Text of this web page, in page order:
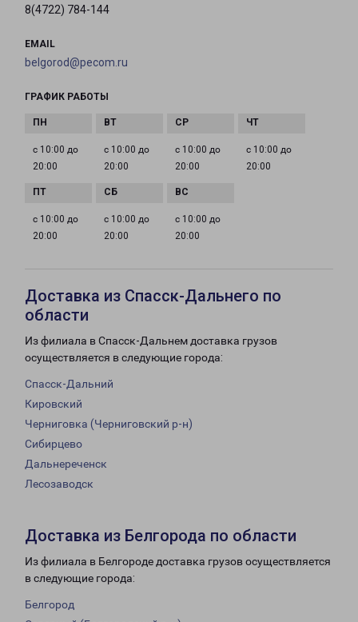
8(4722) 784-144
EMAIL
belgorod@pecom.ru
ГРАФИК РАБОТЫ
с 10:00 до
20:00
с 10:00 до
20:00
с 10:00 до
20:00
с 10:00 до
20:00
с 10:00 до
20:00
с 10:00 до
20:00
с 10:00 до
20:00
Доставка из Спасск-Дальнего по
области
Из филиала в Спасск-Дальнем доставка грузов
осуществляется в следующие города:
Спасск-Дальний
Кировский
Черниговка (Черниговский р-н)
Сибирцево
Дальнереченск
Лесозаводск
Доставка из Белгорода по области
Из филиала в Белгороде доставка грузов осуществляется
в следующие города:
Белгород